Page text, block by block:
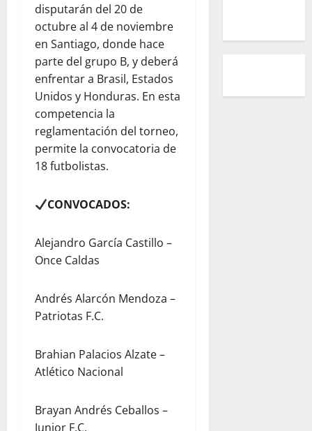
disputarán del 20 de
octubre al 4 de noviembre
en Santiago, donde hace
parte del grupo B, y deberá
enfrentar a Brasil, Estados
Unidos y Honduras. En esta
competencia la
reglamentación del torneo,
permite la convocatoria de
18 futbolistas.
CONVOCADOS:
Alejandro García Castillo –
Once Caldas
Andrés Alarcón Mendoza –
Patriotas F.C.
Brahian Palacios Alzate –
Atlético Nacional
Brayan Andrés Ceballos –
Junior F.C.